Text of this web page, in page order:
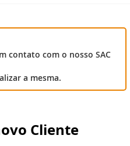
contato com o nosso SAC
a mesma.
Cliente